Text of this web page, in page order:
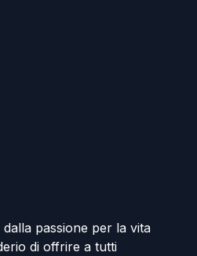
passione per la vita
di offrire a tutti